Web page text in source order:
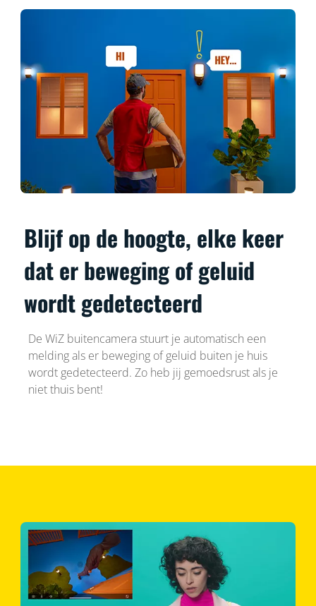
Blijf op de hoogte, elke keer
dat er beweging of geluid
wordt gedetecteerd
De WiZ buitencamera stuurt je automatisch een
melding als er beweging of geluid buiten je huis
wordt gedetecteerd. Zo heb jij gemoedsrust als je
niet thuis bent!